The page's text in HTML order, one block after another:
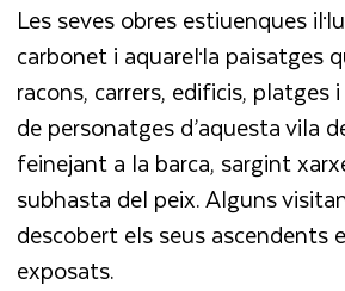
Les seves obres estiuenques
carbonet i aquarel·la paisatges
racons, carrers, edificis, platges
de personatges d’aquesta vila
feinejant a la barca, sargint
subhasta del peix. Alguns
descobert els seus ascendents
exposats.